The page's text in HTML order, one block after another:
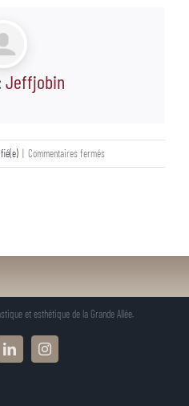
Jeffjobin
| Commentaires ferméssur
Bonne
et esthétique de la Grande Allée.
LinkedInInstagram